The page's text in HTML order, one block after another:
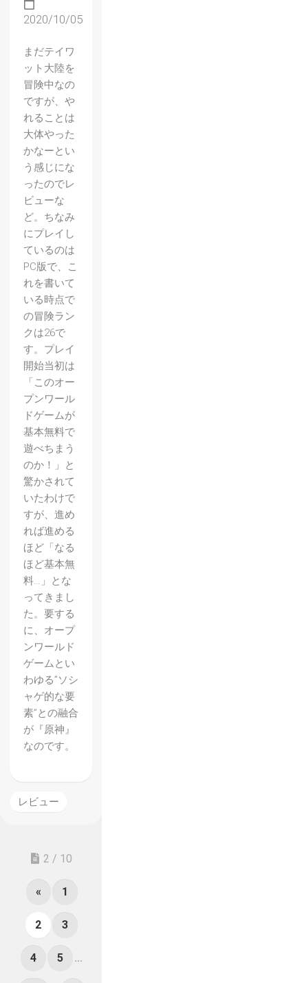
2020/10/05
まだテイワ
ット大陸を
冒険中なの
ですが、や
れることは
大体やった
かなーとい
う感じにな
ったのでレ
ビューな
ど。ちなみ
にプレイし
ているのは
PC版で、こ
れを書いて
いる時点で
の冒険ラン
クは26で
す。プレイ
開始当初は
「このオー
プンワール
ドゲームが
基本無料で
遊べちまう
のか！」と
驚かされて
いたわけで
すが、進め
れば進める
ほど「なる
ほど基本無
料…」とな
ってきまし
た。要する
に、オープ
ンワールド
ゲームとい
わゆる”ソシ
ャゲ的な要
素”との融合
が『原神』
なのです。
レビュー
2 / 10
« 1
2 3
4 5 ...